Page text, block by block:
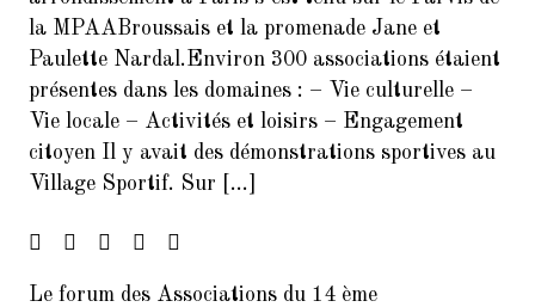
Francophonie
4.
14 SEPTEMBRE 2024 PARIS
75014
5.
Forum de rentrée de la Mairie
du 14ème arrondissement
Forum des associations du 06
la MPAABroussais et la promenade Jane et
Paulette Nardal.Environ 300 associations étaient
présentes dans les domaines : – Vie culturelle –
Vie locale – Activités et loisirs – Engagement
citoyen Il y avait des démonstrations sportives au
Village Sportif. Sur […]
Le forum des Associations du 14 ème